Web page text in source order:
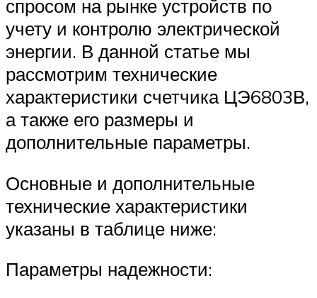
спросом на рынке устройств по
учету и контролю электрической
энергии. В данной статье мы
рассмотрим технические
характеристики счетчика ЦЭ6803В,
а также его размеры и
дополнительные параметры.
Основные и дополнительные
технические характеристики
указаны в таблице ниже:
Параметры надежности: